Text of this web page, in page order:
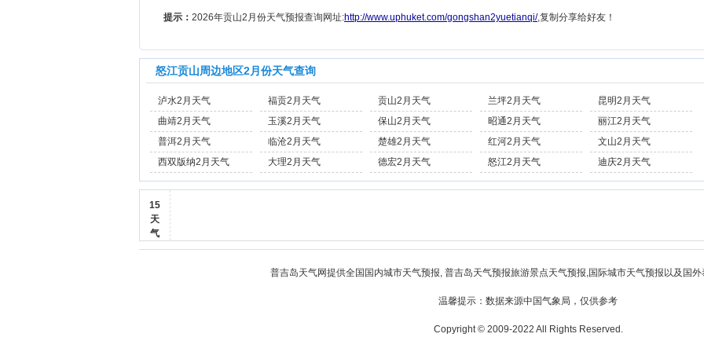
提示： 2026年贡山2月份天气预报查询网址:http://www.uphuket.com/gongshan2yuetianqi/,复制分享给好友！
怒江贡山周边地区2月份天气查询
泸水2月天气 福贡2月天气 贡山2月天气 兰坪2月天气
昆明2月天气
曲靖2月天气
玉溪2月天气 保山2月天气 昭通2月天气
丽江2月天气
普洱2月天气
临沧2月天气 楚雄2月天气 红河2月天气
文山2月天气
西双版纳2月天气
大理2月天气 德宏2月天气 怒江2月天气 迪庆2月天气
15
天
气
普吉岛天气网提供全国国内城市天气预报, 普吉岛天气预报旅游景点天气预报,国际城市天气预报以及国外
温馨提示：数据来源中国气象局，仅供参考
Copyright © 2009-2022 All Rights Reserved.